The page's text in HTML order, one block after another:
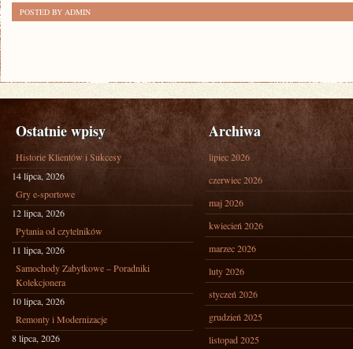
POSTED BY ADMIN
Ostatnie wpisy
Historie Klientów i Sukcesy
14 lipca, 2026
Gry e-sportowe
12 lipca, 2026
Pytania od czytelników
11 lipca, 2026
Samochody Zabytkowe – Poradniki
Kolekcjonera
10 lipca, 2026
Remonty i Modernizacje
8 lipca, 2026
Archiwa
lipiec 2026
czerwiec 2026
maj 2026
kwiecień 2026
marzec 2026
luty 2026
styczeń 2026
grudzień 2025
listopad 2025